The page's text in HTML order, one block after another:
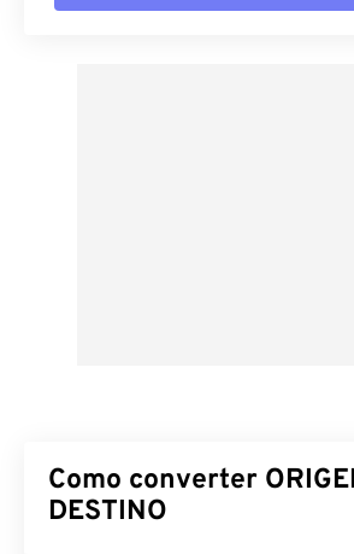
Como converter
DESTINO